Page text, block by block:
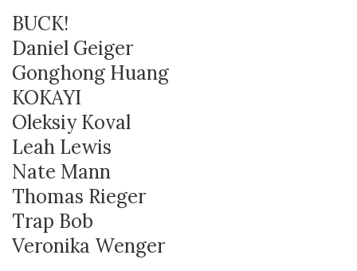
BUCK!
Daniel Geiger
Gonghong Huang
KOKAYI
Oleksiy Koval
Leah Lewis
Nate Mann
Thomas Rieger
Trap Bob
Veronika Wenger